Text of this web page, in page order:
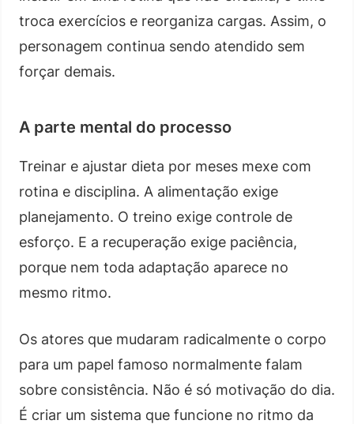
troca exercícios e reorganiza cargas. Assim, o
personagem continua sendo atendido sem
forçar demais.
A parte mental do processo
Treinar e ajustar dieta por meses mexe com
rotina e disciplina. A alimentação exige
planejamento. O treino exige controle de
esforço. E a recuperação exige paciência,
porque nem toda adaptação aparece no
mesmo ritmo.
Os atores que mudaram radicalmente o corpo
para um papel famoso normalmente falam
sobre consistência. Não é só motivação do dia.
É criar um sistema que funcione no ritmo da